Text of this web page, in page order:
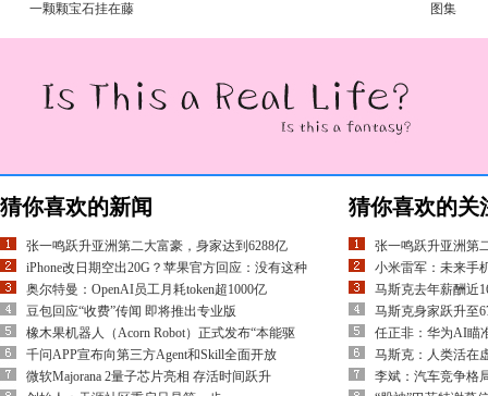
一颗颗宝石挂在藤
图集
猜你喜欢的新闻
张一鸣跃升亚洲第二大富豪，身家达到6288亿
iPhone改日期空出20G？苹果官方回应：没有这种
奥尔特曼：OpenAI员工月耗token超1000亿
豆包回应“收费”传闻 即将推出专业版
橡木果机器人（Acorn Robot）正式发布“本能驱
千问APP宣布向第三方Agent和Skill全面开放
微软Majorana 2量子芯片亮相 存活时间跃升
猜你喜欢的关
张一鸣跃升亚洲第
小米雷军：未来手
马斯克去年薪酬近
马斯克身家跃升至
任正非：华为AI瞄
马斯克：人类活在
李斌：汽车竞争格